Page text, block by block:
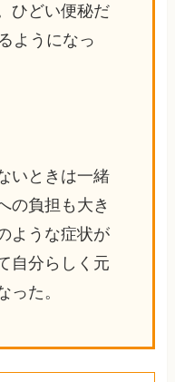
ひどい便秘だ
ようになっ
いときは一緒
の負担も大き
ような症状が
自分らしく元
った。